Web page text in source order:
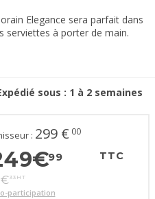
Elegance sera parfait dans
serviettes à porter de main.
sous : 1 à 2 semaines
: 299 € 00
€99 TTC
€33 HT
participation